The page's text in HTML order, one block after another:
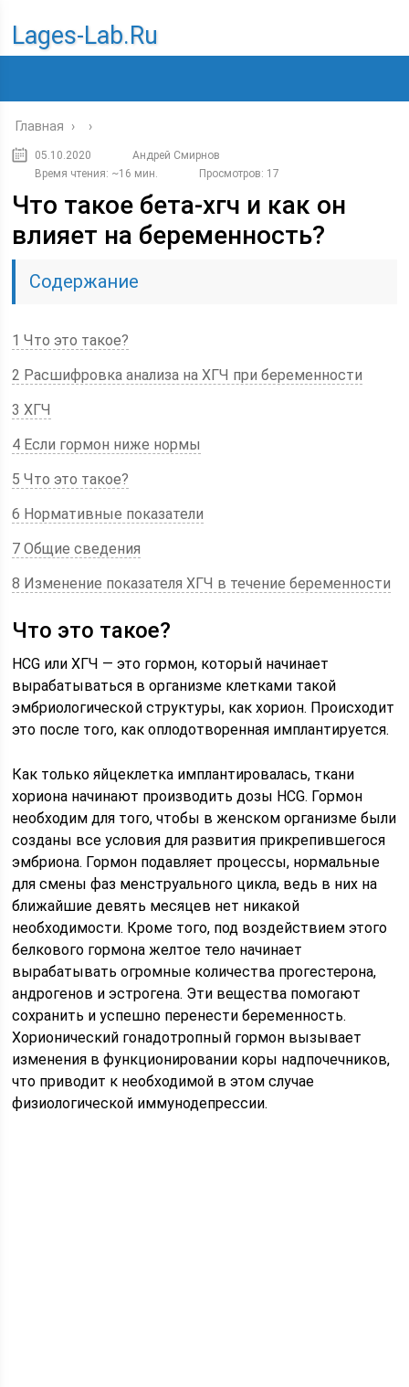
Lages-Lab.ru
Главная › ›
05.10.2020
Андрей Смирнов
Время чтения: ~16 мин.
Просмотров: 17
Что такое бета-хгч и как он
влияет на беременность?
Содержание
1 Что это такое?
2 Расшифровка анализа на ХГЧ при беременности
3 ХГЧ
4 Если гормон ниже нормы
5 Что это такое?
6 Нормативные показатели
7 Общие сведения
8 Изменение показателя ХГЧ в течение беременности
Что это такое?
HCG или ХГЧ — это гормон, который начинает
вырабатываться в организме клетками такой
эмбриологической структуры, как хорион. Происходит
это после того, как оплодотворенная имплантируется.
Как только яйцеклетка имплантировалась, ткани
хориона начинают производить дозы HCG. Гормон
необходим для того, чтобы в женском организме были
созданы все условия для развития прикрепившегося
эмбриона. Гормон подавляет процессы, нормальные
для смены фаз менструального цикла, ведь в них на
ближайшие девять месяцев нет никакой
необходимости. Кроме того, под воздействием этого
белкового гормона желтое тело начинает
вырабатывать огромные количества прогестерона,
андрогенов и эстрогена. Эти вещества помогают
сохранить и успешно перенести беременность.
Хорионический гонадотропный гормон вызывает
изменения в функционировании коры надпочечников,
что приводит к необходимой в этом случае
физиологической иммунодепрессии.